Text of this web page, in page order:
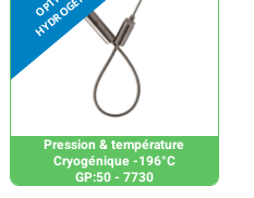
Pression & température
Cryogénique -196°C
GP:50 - 7730